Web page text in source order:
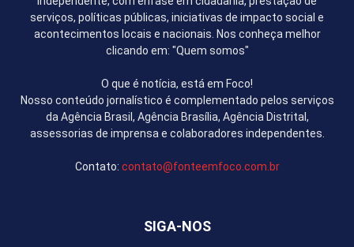
serviços, políticas públicas, iniciativas de impacto social e
acontecimentos locais e nacionais. Nos conheça melhor
clicando em: "Quem somos"
O que é notícia, está em Foco!
Nosso conteúdo jornalístico é complementado pelos serviços
da Agência Brasil, Agência Brasília, Agência Distrital,
assessorias de imprensa e colaboradores independentes.
Contato: contato@fonteemfoco.com.br
SIGA-NOS